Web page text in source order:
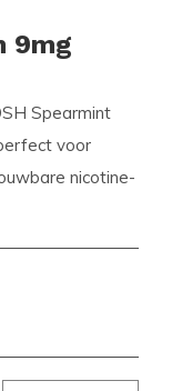
9mg
Spearmint
voor
nicotine-